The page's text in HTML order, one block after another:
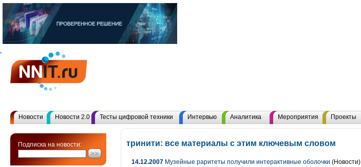
Новости Новости 2.0 Тесты цифровой техники Интервью Аналитика Мероприятия Проекты
Подписка на новости: тринити: все материалы с этим ключевым словом
14.12.2007 Музейные раритеты получили интерактивные оболочки (Новости)